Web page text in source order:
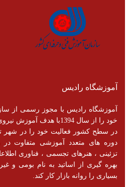
آموزشگاه رادیس
آموزشگاه رادیس با مجوز رسمی از
خود را از سال 1394با هدف
در سطح کشور فعالیت خود را در شهر
دوره های متعدد آموزشی متفاوت در
تزئینی ، هنرهای تجسمی ، فناوری
بهره گیری از اساتید به نام بومی و
بسیاری را روانه بازار کار کند.